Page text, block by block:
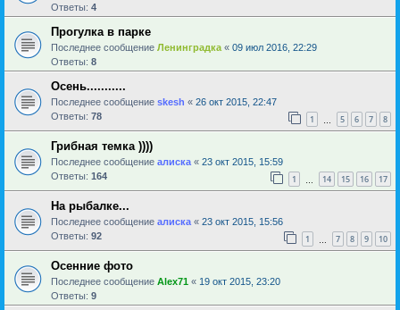
Ответы: 4
Прогулка в парке
Последнее сообщение Ленинградка « 09 июл 2016, 22:29
Ответы: 8
Осень...........
Последнее сообщение skesh « 26 окт 2015, 22:47
Ответы: 78 1 5 6 7 8
Грибная темка ))))
Последнее сообщение алиска « 23 окт 2015, 15:59
Ответы: 164 1 14 15 16 17
На рыбалке...
Последнее сообщение алиска « 23 окт 2015, 15:56
Ответы: 92 1 7 8 9 10
Осенние фото
Последнее сообщение Alex71 « 19 окт 2015, 23:20
Ответы: 9